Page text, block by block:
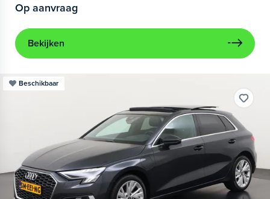
Op aanvraag
Bekijken
Beschikbaar